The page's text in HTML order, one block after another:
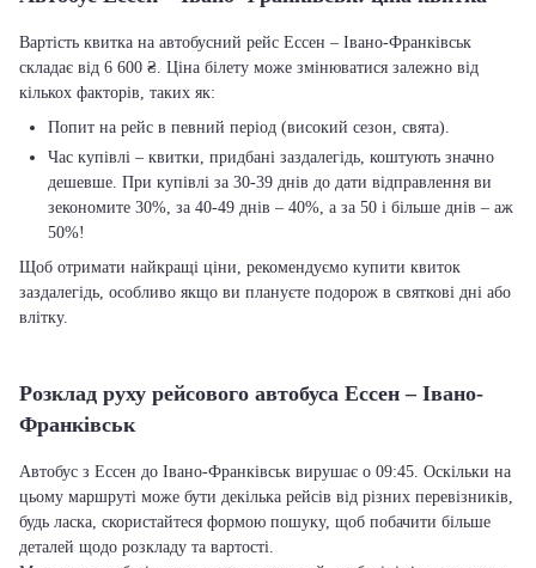
Вартість квитка на автобусний рейс Ессен – Івано-Франківськ
складає від 6 600 ₴. Ціна білету може змінюватися залежно від
кількох факторів, таких як:
Попит на рейс в певний період (високий сезон, свята).
Час купівлі – квитки, придбані заздалегідь, коштують значно
дешевше. При купівлі за 30-39 днів до дати відправлення ви
зекономите 30%, за 40-49 днів – 40%, а за 50 і більше днів – аж
50%!
Щоб отримати найкращі ціни, рекомендуємо купити квиток
заздалегідь, особливо якщо ви плануєте подорож в святкові дні або
влітку.
Розклад руху рейсового автобуса Ессен – Івано-
Франківськ
Автобус з Ессен до Івано-Франківськ вирушає о 09:45. Оскільки на
цьому маршруті може бути декілька рейсів від різних перевізників,
будь ласка, скористайтеся формою пошуку, щоб побачити більше
деталей щодо розкладу та вартості.